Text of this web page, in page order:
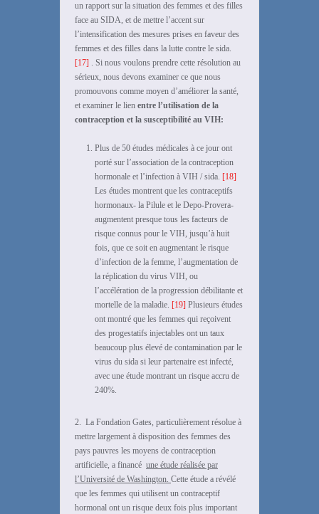
un rapport sur la situation des femmes et des filles
face au SIDA, et de mettre l’accent sur
l’intensification des mesures prises en faveur des
femmes et des filles dans la lutte contre le sida.
[17] . Si nous voulons prendre cette résolution au
sérieux, nous devons examiner ce que nous
promouvons comme moyen d’améliorer la santé,
et examiner le lien entre l’utilisation de la
contraception et la susceptibilité au VIH:
Plus de 50 études médicales à ce jour ont
porté sur l’association de la contraception
hormonale et l’infection à VIH / sida. [18]
Les études montrent que les contraceptifs
hormonaux- la Pilule et le Depo-Provera-
augmentent presque tous les facteurs de
risque connus pour le VIH, jusqu’à huit
fois, que ce soit en augmentant le risque
d’infection de la femme, l’augmentation de
la réplication du virus VIH, ou
l’accélération de la progression débilitante et
mortelle de la maladie. [19] Plusieurs études
ont montré que les femmes qui reçoivent
des progestatifs injectables ont un taux
beaucoup plus élevé de contamination par le
virus du sida si leur partenaire est infecté,
avec une étude montrant un risque accru de
240%.
2. La Fondation Gates, particulièrement résolue à
mettre largement à disposition des femmes des
pays pauvres les moyens de contraception
artificielle, a financé une étude réalisée par
l’Université de Washington. Cette étude a révélé
que les femmes qui utilisent un contraceptif
hormonal ont un risque deux fois plus important